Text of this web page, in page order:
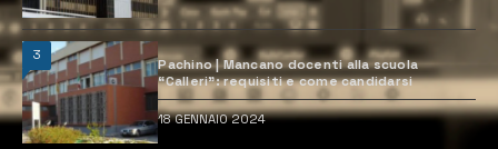
3
Pachino | Mancano docenti alla scuola
“Calleri”: requisiti e come candidarsi
18 GENNAIO 2024